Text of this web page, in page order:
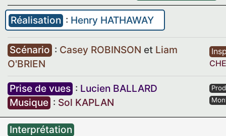
Réalisation : Henry HATHAWAY
Scénario : Casey ROBINSON et Liam
O'BRIEN
Prise de vues : Lucien BALLARD
Musique : Sol KAPLAN
Interprétation